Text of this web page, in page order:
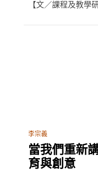
【文／課程及教
李宗義
當我們重新
育與創意